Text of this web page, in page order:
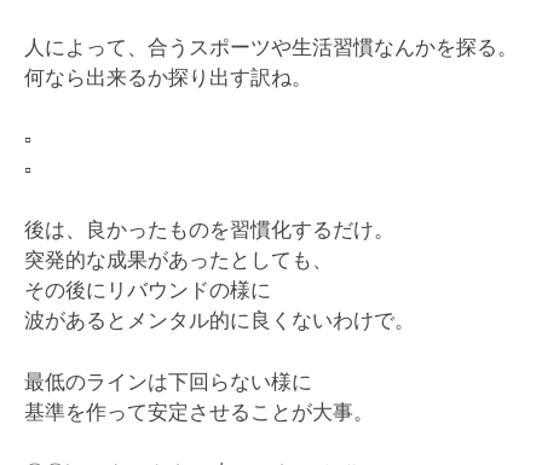
人によって、合うスポーツや生活習慣なんかを探る。
何なら出来るか探り出す訳ね。
▫️
▫️
後は、良かったものを習慣化するだけ。
突発的な成果があったとしても、
その後にリバウンドの様に
波があるとメンタル的に良くないわけで。
最低のラインは下回らない様に
基準を作って安定させることが大事。